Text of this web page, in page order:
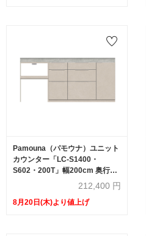
Pamouna（パモウナ）ユニット
カウンター「LC-S1400・
S602・200T」幅200cm 奥行
46cm 高さ92.7cm 引出し+扉収
納（扉：向かって右） 家電収納
下台全4色 天板全2色
212,400 円
8月20日(木)より値上げ